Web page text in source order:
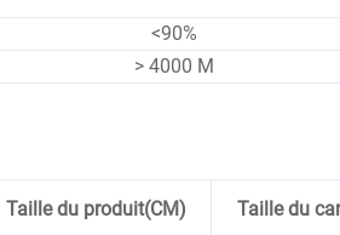
<90%
> 4000 M
Taille du produit(CM) Taille du